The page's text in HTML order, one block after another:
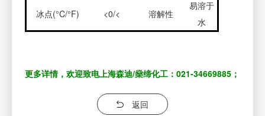
冰点(°C/°F) <0/< 溶解性
易溶于
水
更多详情，欢迎致电上海森迪/燊缔化工：021-34669885；
返回